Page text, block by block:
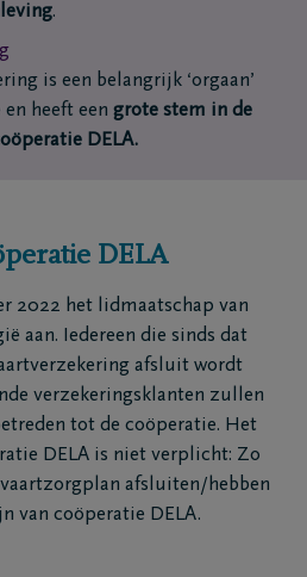
.
is een belangrijk ‘orgaan’
heeft een grote stem in de
DELA.
DELA
2022 het lidmaatschap van
aan. Iedereen die sinds dat
afsluit wordt
verzekeringsklanten zullen
tot de coöperatie. Het
DELA is niet verplicht: Zo
afsluiten/hebben
van coöperatie DELA.